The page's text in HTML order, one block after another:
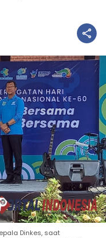
Dinkes, saat